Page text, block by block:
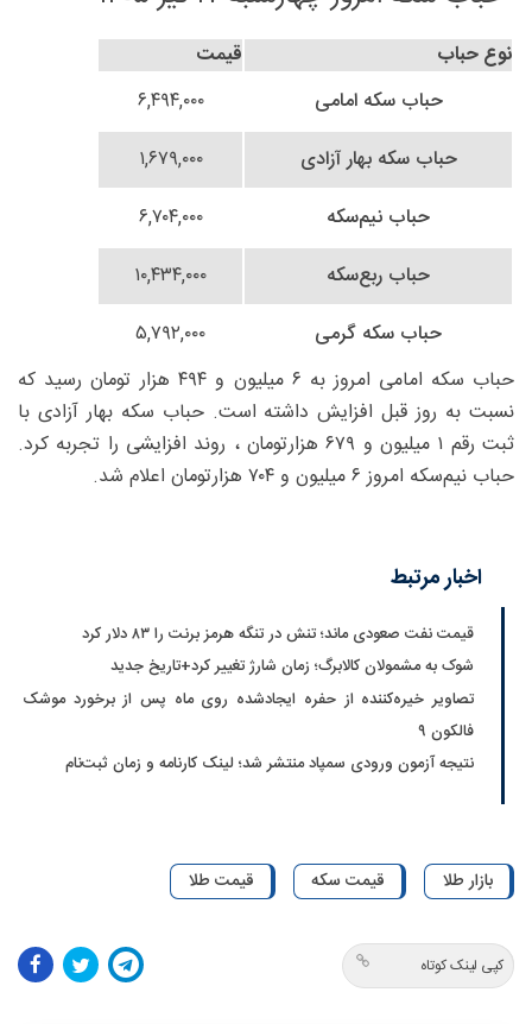
نوع حباب
قیمت
حباب سکه امامی
۶,۴۹۴,۰۰۰
حباب سکه بهار آزادی
۱,۶۷۹,۰۰۰
حباب نیم‌سکه
۶,۷۰۴,۰۰۰
حباب ربع‌سکه
۱۰,۴۳۴,۰۰۰
حباب سکه گرمی
۵,۷۹۲,۰۰۰
حباب سکه امامی امروز به ۶ میلیون و ۴۹۴ هزار تومان رسید که
نسبت به روز قبل افزایش داشته است. حباب سکه بهار آزادی با
ثبت رقم ۱ میلیون و ۶۷۹ هزارتومان ، روند افزایشی را تجربه کرد.
حباب نیم‌سکه امروز ۶ میلیون و ۷۰۴ هزارتومان اعلام شد.
اخبار مرتبط
قیمت نفت صعودی ماند؛ تنش در تنگه هرمز برنت را ۸۳ دلار کرد
شوک به مشمولان کالابرگ؛ زمان شارژ تغییر کرد+تاریخ جدید
تصاویر خیره‌کننده از حفره ایجادشده روی ماه پس از برخورد موشک
فالکون ۹
نتیجه آزمون ورودی سمپاد منتشر شد؛ لینک کارنامه و زمان ثبت‌نام
بازار طلا قیمت سکه قیمت طلا
کپی لینک کوتاه